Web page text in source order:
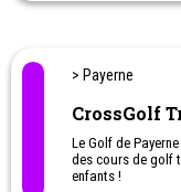
> Payerne
CrossGolf
Le Golf de
des cours de golf
enfants !